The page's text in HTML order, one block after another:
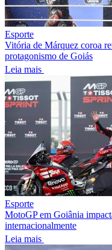
Esporte
Vitória de Márquez coroa
protagonismo de Goiás
Leia mais
Esporte
MotoGP em Goiânia
internacionalmente
Leia mais